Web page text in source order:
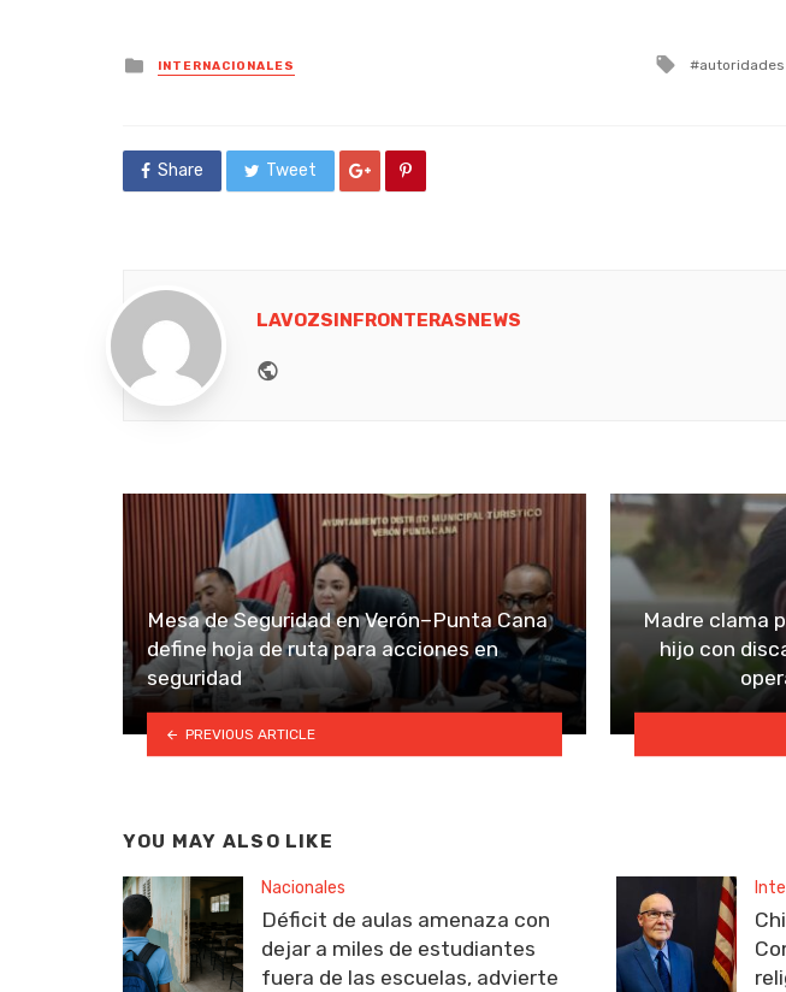
Posted
in
INTERNACIONALES
Tagged
autoridades
Share Tweet
LAVOZSINFRONTERASNEWS
Mesa de Seguridad en Verón–Punta Cana
define hoja de ruta para acciones en
seguridad
PREVIOUS ARTICLE
Madre clama
hijo con
YOU MAY ALSO LIKE
Nacionales
Déficit de aulas amenaza con
dejar a miles de estudiantes
fuera de las escuelas, advierte